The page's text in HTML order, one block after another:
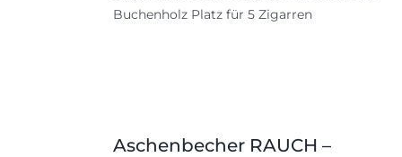
Buchenholz Platz für 5 Zigarren
Aschenbecher RAUCH –